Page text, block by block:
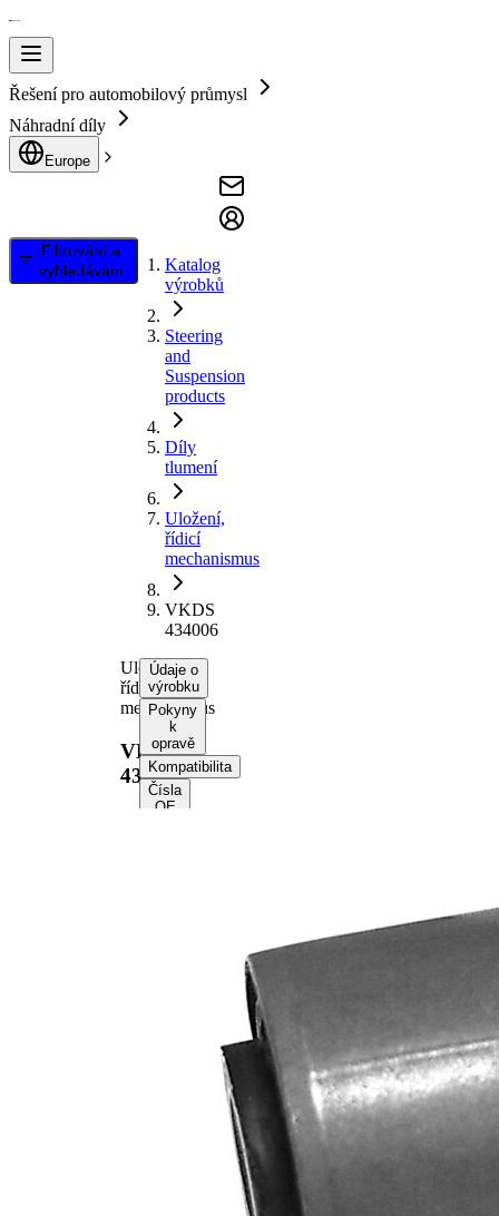
Řešení pro automobilový průmysl
Náhradní díly
Europe
Filtrování a
vyhledávání
Katalog
výrobků
Steering
and
Suspension
products
Díly
tlumení
Uložení,
řídicí
mechanismus
VKDS
434006
Uložení,
řídicí
mechanismus
VKDS
434006
Údaje o
výrobku
Pokyny
k
opravě
Kompatibilita
Čísla
OE
12,2 mm
36,4 mm